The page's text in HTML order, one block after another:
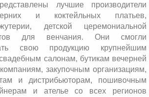
лучшие производители
и коктейльных платьев,
детской церемониальной
для венчания. Они смогли
свою продукцию крупнейшим
салонам, бутикам вечерней
закупочным организациям,
и дистрибьюторам, пошивочным
и ателье со всех регионов